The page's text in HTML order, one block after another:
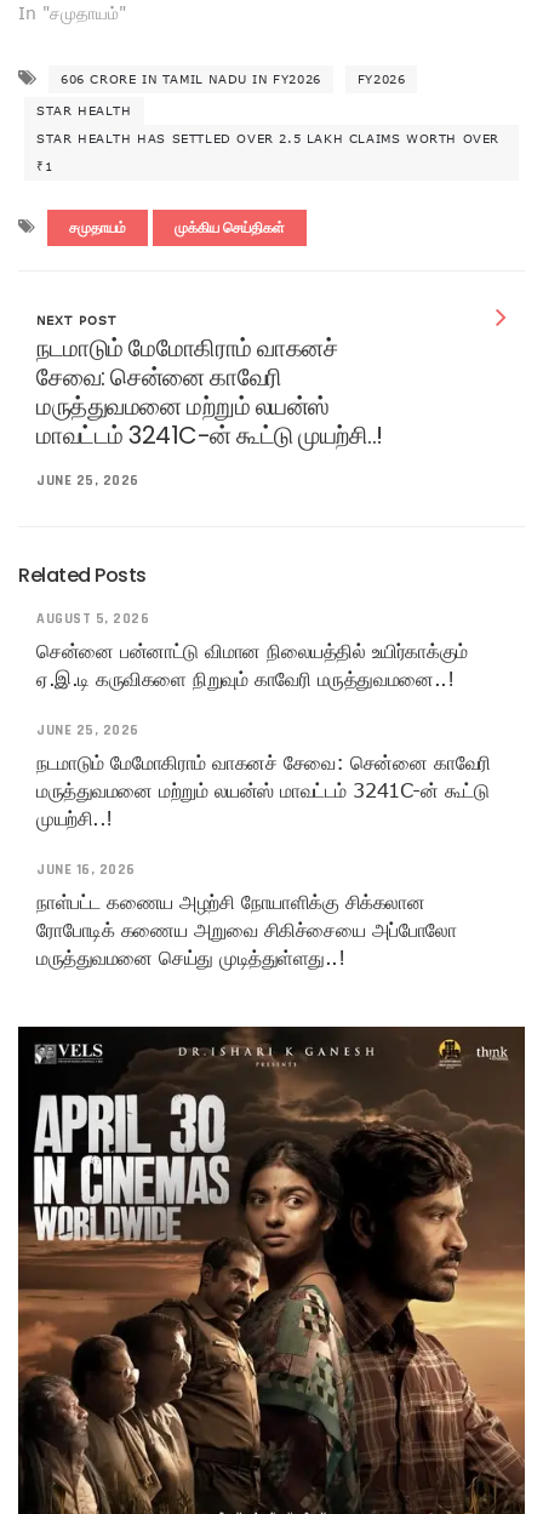
In "சமுதாயம்"
606 CRORE IN TAMIL NADU IN FY2026 FY2026
STAR HEALTH
STAR HEALTH HAS SETTLED OVER 2.5 LAKH CLAIMS WORTH OVER
₹1
சமுதாயம் முக்கிய செய்திகள்
NEXT POST
நடமாடும் மேமோகிராம் வாகனச்
சேவை: சென்னை காவேரி
மருத்துவமனை மற்றும் லயன்ஸ்
மாவட்டம் 3241C-ன் கூட்டு முயற்சி..!
JUNE 25, 2026
Related Posts
AUGUST 5, 2026
சென்னை பன்னாட்டு விமான நிலையத்தில் உயிர்காக்கும்
ஏ.இ.டி கருவிகளை நிறுவும் காவேரி மருத்துவமனை..!
JUNE 25, 2026
நடமாடும் மேமோகிராம் வாகனச் சேவை: சென்னை காவேரி
மருத்துவமனை மற்றும் லயன்ஸ் மாவட்டம் 3241C-ன் கூட்டு
முயற்சி..!
JUNE 16, 2026
நாள்பட்ட கணைய அழற்சி நோயாளிக்கு சிக்கலான
ரோபோடிக் கணைய அறுவை சிகிச்சையை அப்போலோ
மருத்துவமனை செய்து முடித்துள்ளது..!